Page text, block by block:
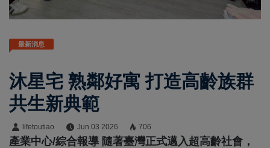
最新消息
沐星宅 熟鄰好寓 打造高齡族群
共生新典範
lifetoutiao Jun 03 2026 706
產業中心/綜合報導 隨著臺灣正式邁入超高齡社會，